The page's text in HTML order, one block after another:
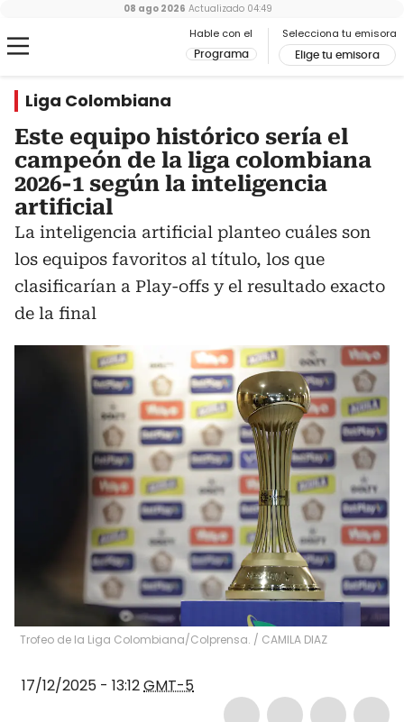
Hable con el
Programa
Selecciona tu emisora
Elige tu emisora
08 ago 2026 Actualizado 04:49
Liga Colombiana
Este equipo histórico sería el
campeón de la liga colombiana
2026-1 según la inteligencia
artificial
La inteligencia artificial planteo cuáles son
los equipos favoritos al título, los que
clasificarían a Play-offs y el resultado exacto
de la final
Trofeo de la Liga Colombiana/Colprensa. / CAMILA DIAZ
17/12/2025 - 13:12GMT-5